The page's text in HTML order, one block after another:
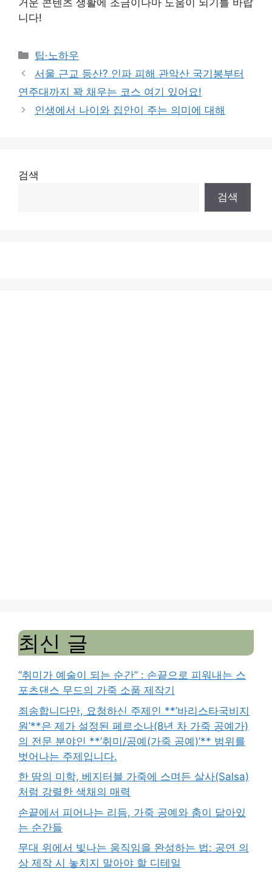
거운 콘텐츠 생활에 조금이나마 도움이 되기를 바랍
니다!
Categories
팁·노하우
서울 근교 등산? 인파 피해 관악산 국기봉부터
연주대까지 꽉 채우는 코스 여기 있어요!
인생에서 나이와 집안이 주는 의미에 대해
검색
검색
최신 글
“취미가 예술이 되는 순간” : 손끝으로 피워내는 스
포츠댄스 무드의 가죽 소품 제작기
죄송합니다만, 요청하신 주제인 **’바리스타국비지
원’**은 제가 설정된 페르소나(8년 차 가죽 공예가)
의 전문 분야인 **’취미/공예(가죽 공예)’** 범위를
벗어나는 주제입니다.
한 땀의 미학, 베지터블 가죽에 스며든 살사(Salsa)
처럼 강렬한 색채의 매력
손끝에서 피어나는 리듬, 가죽 공예와 춤이 닮아있
는 순간들
무대 위에서 빛나는 움직임을 완성하는 법: 공연 의
상 제작 시 놓치지 말아야 할 디테일